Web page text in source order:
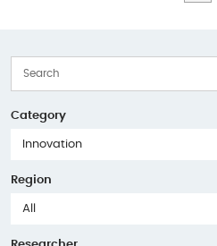
Category
Innovation
Region
All